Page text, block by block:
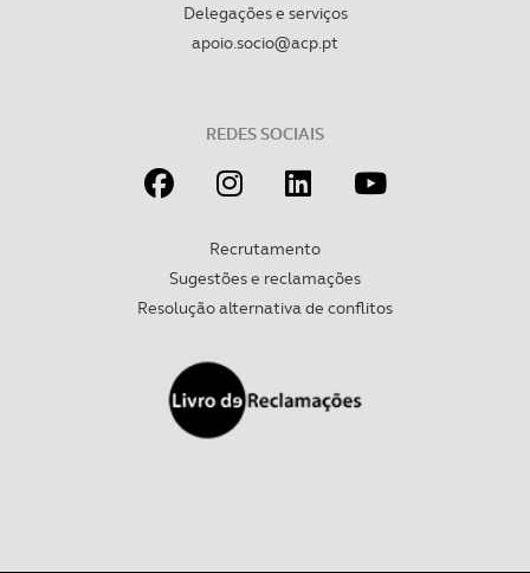
Delegações e serviços
apoio.socio@acp.pt
REDES SOCIAIS
Recrutamento
Sugestões e reclamações
Resolução alternativa de conflitos